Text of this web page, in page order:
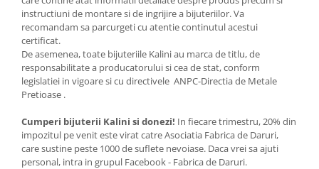
instructiuni de montare si de ingrijire a bijuteriilor. Va
recomandam sa parcurgeti cu atentie continutul acestui
certificat.
De asemenea, toate bijuteriile Kalini au marca de titlu, de
responsabilitate a producatorului si cea de stat, conform
legislatiei in vigoare si cu directivele ANPC-Directia de Metale
Pretioase .
Cumperi bijuterii Kalini si donezi! In fiecare trimestru, 20% din
impozitul pe venit este virat catre Asociatia Fabrica de Daruri,
care sustine peste 1000 de suflete nevoiase. Daca vrei sa ajuti
personal, intra in grupul Facebook - Fabrica de Daruri.